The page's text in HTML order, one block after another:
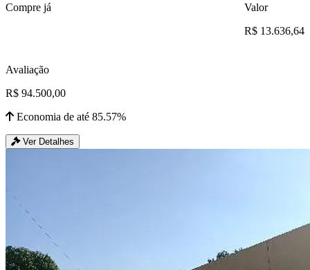
Compre já
Valor
R$ 13.636,64
Avaliação
R$ 94.500,00
Economia de até 85.57%
Ver Detalhes